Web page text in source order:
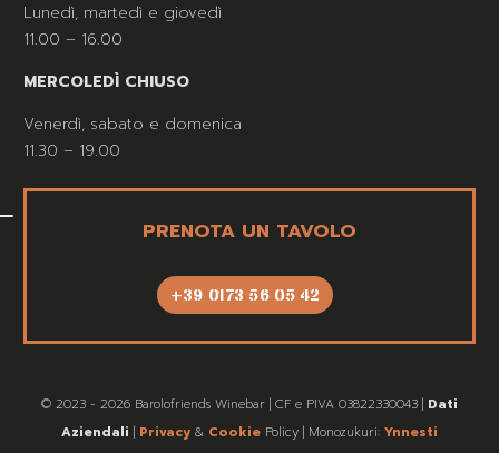
Lunedì, martedì e giovedì
11.00 – 16.00
MERCOLEDÌ CHIUSO
Venerdì, sabato e domenica
11.30 – 19.00
PRENOTA UN TAVOLO
+39 0173 56 05 42
© 2023 - 2026 Barolofriends Winebar | CF e PIVA 03822330043 | Dati
Aziendali | Privacy & Cookie Policy | Monozukuri: Ynnesti